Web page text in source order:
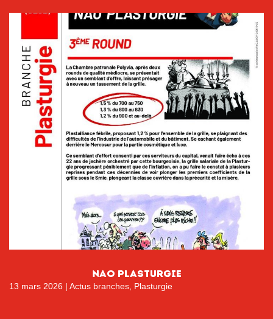
nao plasturgie
13 mars 2026 | Actus branches, Plasturgie